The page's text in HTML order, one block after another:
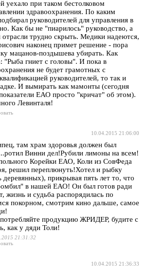
уехало при таком бестолковом
здравоохранения. По каким
руководителей для управления в
Как бы не "пиарилось" руководство, а
отрасли трудно скрыть. Медики надеются,
наконец примет решение - пора
мацанов-поздышева убирать. Как
"Рыба гниет с головы". И пока в
не будет грамотных с
руководителей, то так и
И вымирать как мамонты (сегодня
ЕАО просто "кричат" об этом).
Левинталя!
10.04.2015 21:06:00
там храм здоровья должен был
Винни дел!Рубили лимоны на всем!
Корейки ЕАО, Коли из СовФеда
решил переплюнуть!Хотел и рыбку
деревянных), прикрывая пять лет то, что
в нашей ЕАО! Он был готов ради
жизнь и судьба распорядилась по
покорном, смотрим кино дальше, самое
продукцию ЖРИДЕР, будите с
как у дяди Толи!
21:31:32
10.04.2015 21:36:33